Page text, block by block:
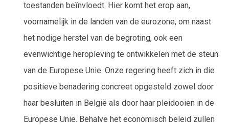
toestanden beïnvloedt. Hier komt het erop aan,
voornamelijk in de landen van de eurozone, om naast
het nodige herstel van de begroting, ook een
evenwichtige heropleving te ontwikkelen met de steun
van de Europese Unie. Onze regering heeft zich in die
positieve benadering concreet opgesteld zowel door
haar besluiten in België als door haar pleidooien in de
Europese Unie. Behalve het economisch beleid zullen